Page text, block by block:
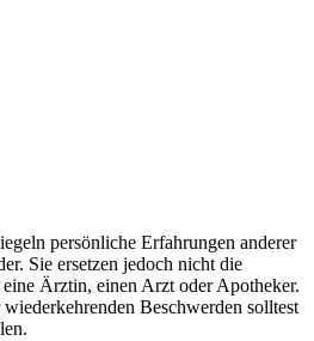
persönliche Erfahrungen anderer
Sie ersetzen jedoch nicht die
Ärztin, einen Arzt oder Apotheker.
Beschwerden solltest